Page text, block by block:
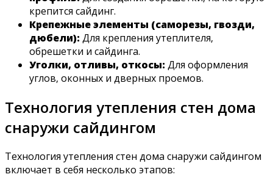
крепится сайдинг.
Крепежные элементы (саморезы‚ гвозди‚
дюбели): Для крепления утеплителя‚
обрешетки и сайдинга.
Уголки‚ отливы‚ откосы: Для оформления
углов‚ оконных и дверных проемов.
Технология утепления стен дома
снаружи сайдингом
Технология утепления стен дома снаружи сайдингом
включает в себя несколько этапов: